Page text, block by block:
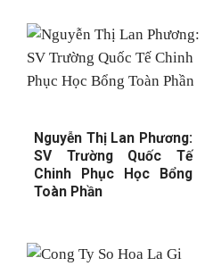
Nguyễn Thị Lan Phương:
SV Trường Quốc Tế
Chinh Phục Học Bổng
Toàn Phần